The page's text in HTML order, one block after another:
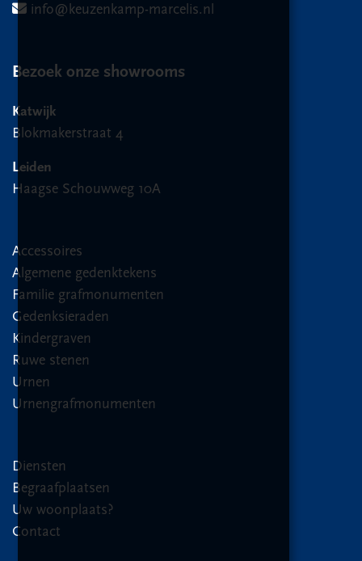
info@keuzenkamp-marcelis.nl
Bezoek onze showrooms
Katwijk
Blokmakerstraat 4
Leiden
Haagse Schouwweg 10A
Accessoires
Algemene gedenktekens
Familie grafmonumenten
Gedenksieraden
Kindergraven
Ruwe stenen
Urnen
Urnengrafmonumenten
Diensten
Begraafplaatsen
Uw woonplaats?
Contact